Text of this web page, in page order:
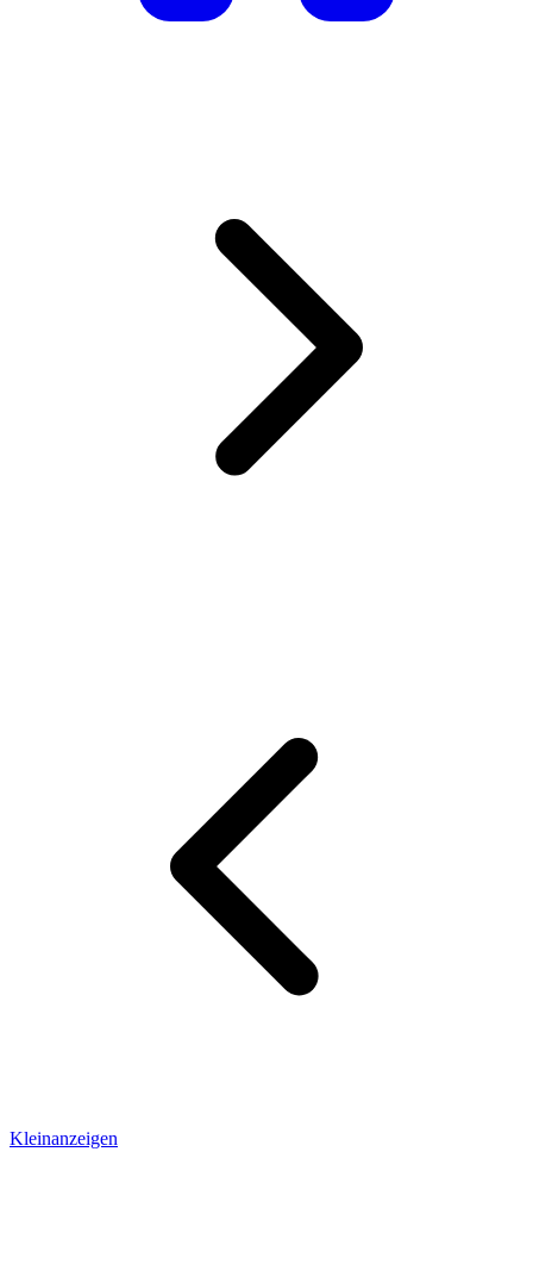
Kleinanzeigen